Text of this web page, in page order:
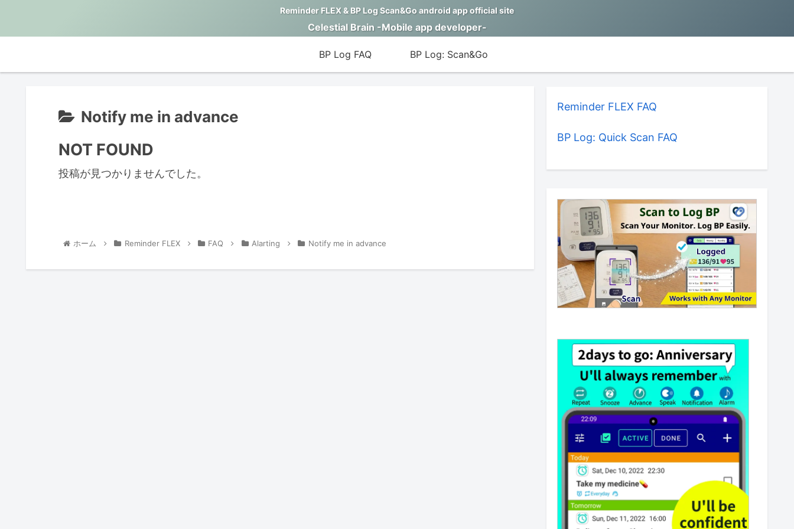
Reminder FLEX & BP Log Scan&Go android app official site
Celestial Brain -Mobile app developer-
BP Log FAQ BP Log: Scan&Go
Notify me in advance
NOT FOUND
投稿が見つかりませんでした。
ホーム Reminder FLEX FAQ Alarting Notify me in advance
Reminder FLEX FAQ
BP Log: Quick Scan FAQ